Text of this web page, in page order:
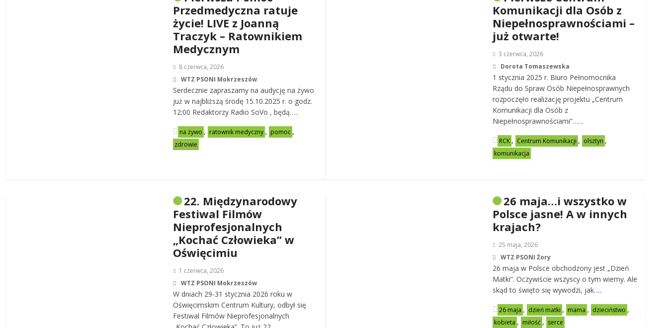
Przedmedyczna ratuje
życie! LIVE z Joanną
Traczyk – Ratownikiem
Medycznym
8 czerwca, 2026
WTZ PSONI Mokrzeszów
Serdecznie zapraszamy na audycję na żywo
już w najbliższą środę 15.10.2025 r. o godz.
12:00 Redaktorzy Radio SoVo , będą…..
na żywo , ratownik medyczny , pomoc ,
zdrowie
Komunikacji dla Osób z
Niepełnosprawnościami –
już otwarte!
3 czerwca, 2026
Dorota Tomaszewska
1 stycznia 2025 r. Biuro Pełnomocnika
Rządu do Spraw Osób Niepełnosprawnych
rozpoczęło realizację projektu „Centrum
Komunikacji dla Osób z
Niepełnosprawnościami”……
RCK , Centrum Komunikacji , olsztyn ,
komunikacja
22. Międzynarodowy
Festiwal Filmów
Nieprofesjonalnych
„Kochać Człowieka” w
Oświęcimiu
1 czerwca, 2026
WTZ PSONI Mokrzeszów
W dniach 29-31 stycznia 2026 roku w
Oświęcimskim Centrum Kultury, odbył się
Festiwal Filmów Nieprofesjonalnych
26 maja…i wszystko w
Polsce jasne! A w innych
krajach?
25 maja, 2026
WTZ PSONI Żory
26 maja w Polsce obchodzony jest „Dzień
Matki”. Oczywiście wszyscy o tym wiemy. Ale
skąd to święto się wywodzi, jak…..
26 maja , dzień matki , mama , dzieciństwo ,
kobieta , miłość , serce